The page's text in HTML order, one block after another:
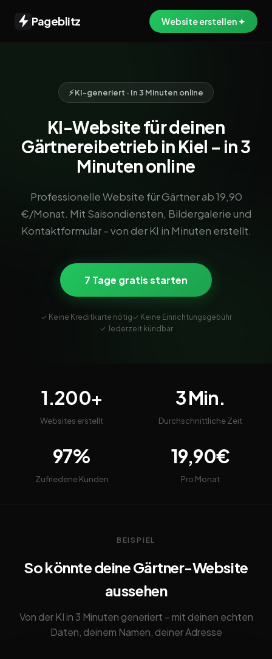
Pageblitz Website erstellen ✦
⚡ KI-generiert · In 3 Minuten online
KI-Website für deinen
Gärtnereibetrieb in Kiel – in 3
Minuten online
Professionelle Website für Gärtner ab 19,90
€/Monat. Mit Saisondiensten, Bildergalerie und
Kontaktformular – von der KI in Minuten erstellt.
7 Tage gratis starten
✓ Keine Kreditkarte nötig✓ Keine Einrichtungsgebühr
✓ Jederzeit kündbar
1.200+
Websites erstellt
3 Min.
Durchschnittliche Zeit
97%
Zufriedene Kunden
19,90€
Pro Monat
BEISPIEL
So könnte deine Gärtner-Website
aussehen
Von der KI in 3 Minuten generiert – mit deinen echten
Daten, deinem Namen, deiner Adresse